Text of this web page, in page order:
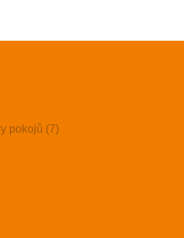
pokojů (7)